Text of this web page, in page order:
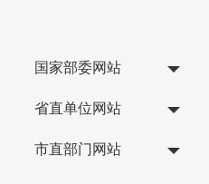
国家部委网站
省直单位网站
市直部门网站